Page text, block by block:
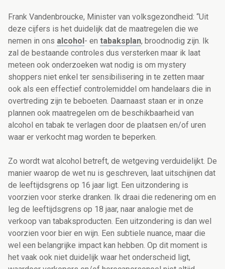
Frank Vandenbroucke, Minister van volksgezondheid: “Uit
deze cijfers is het duidelijk dat de maatregelen die we
nemen in ons alcohol - en tabaksplan, broodnodig zijn. Ik
zal de bestaande controles dus versterken maar ik laat
meteen ook onderzoeken wat nodig is om mystery
shoppers niet enkel ter sensibilisering in te zetten maar
ook als een effectief controlemiddel om handelaars die in
overtreding zijn te beboeten. Daarnaast staan er in onze
plannen ook maatregelen om de beschikbaarheid van
alcohol en tabak te verlagen door de plaatsen en/of uren
waar er verkocht mag worden te beperken.
Zo wordt wat alcohol betreft, de wetgeving verduidelijkt. De
manier waarop de wet nu is geschreven, laat uitschijnen dat
de leeftijdsgrens op 16 jaar ligt. Een uitzondering is
voorzien voor sterke dranken. Ik draai die redenering om en
leg de leeftijdsgrens op 18 jaar, naar analogie met de
verkoop van tabaksproducten. Een uitzondering is dan wel
voorzien voor bier en wijn. Een subtiele nuance, maar die
wel een belangrijke impact kan hebben. Op dit moment is
het vaak ook niet duidelijk waar het onderscheid ligt,